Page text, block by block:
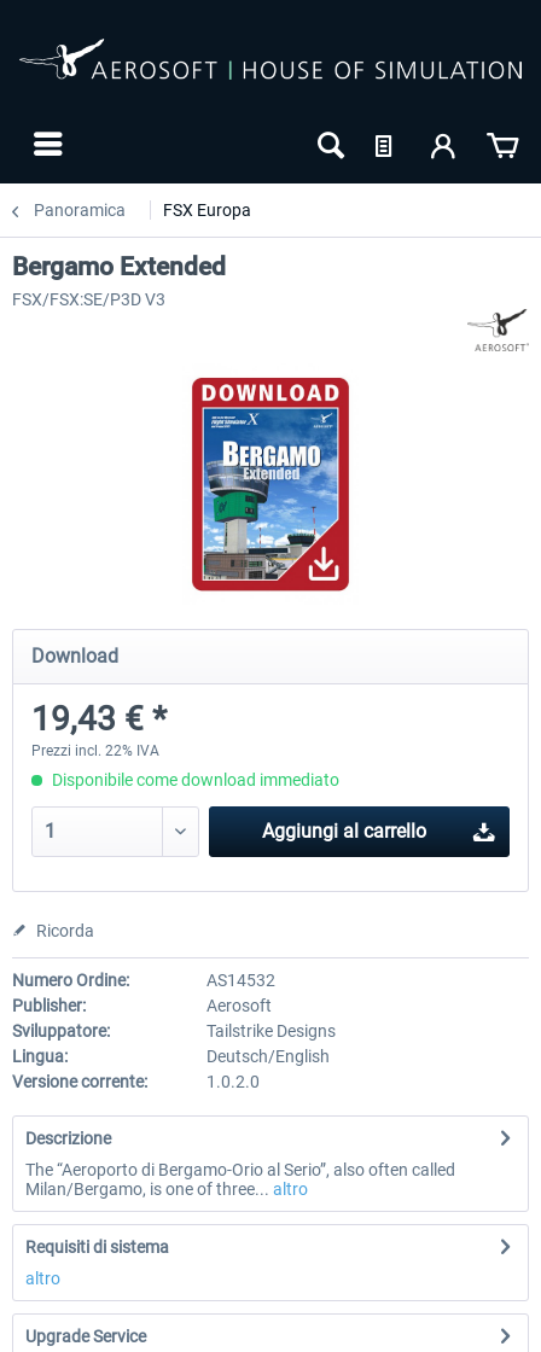
Panoramica FSX Europa
Mega Airport Frankfurt V2.0
30,71 € *
Mega Airport Berlin
Bergamo Extended
FSX/FSX:SE/P3D V3
Download
19,43 € *
Prezzi incl. 22% IVA
Disponibile come download immediato
Aggiungi al carrello
Ricorda
Numero Ordine:
AS14532
Publisher:
Aerosoft
Sviluppatore:
Tailstrike Designs
Lingua:
Deutsch/English
Versione corrente:
1.0.2.0
Descrizione
The “Aeroporto di Bergamo-Orio al Serio”, also often called
Milan/Bergamo, is one of three... altro
Requisiti di sistema
altro
Upgrade Service